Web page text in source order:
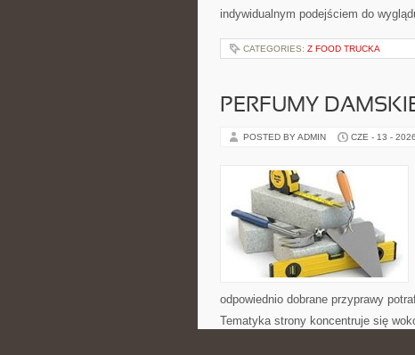
indywidualnym podejściem do
CATEGORIES: Z FOOD TRUCKA
PERFUMY
POSTED BY ADMIN CZE - 13 - 2026
odpowiednio dobrane przyprawy
Tematyka strony koncentruje się